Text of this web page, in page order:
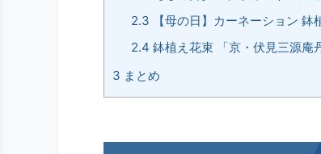
2.3 【母の日】カーネーション 鉢
2.4 鉢植え花束 「京・伏見三源庵
3 まとめ